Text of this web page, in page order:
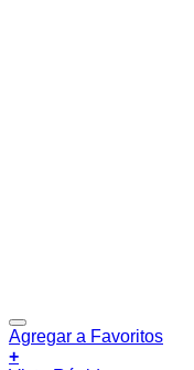
Agregar a Favoritos
+